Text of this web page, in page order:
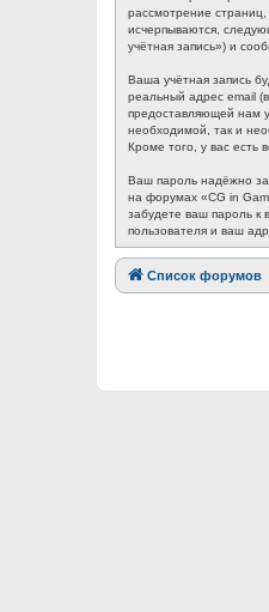
рассмотрение
исчерпываются,
учётная запись») и
Ваша учётная запись
реальный адрес email
предоставляющей нам
необходимой, так и
Кроме того, у вас есть
Ваш пароль надёжно
на форумах «CG in
забудете ваш пароль к
пользователя и ваш
Список форумов